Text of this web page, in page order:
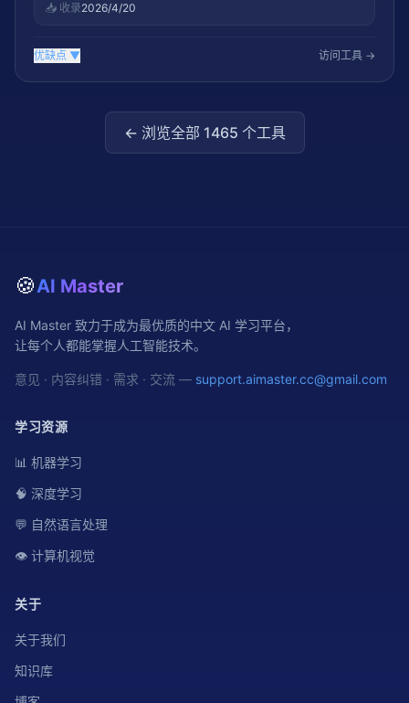
📥 收录2026/4/20
优缺点 ▼ 访问工具 →
← 浏览全部 1465 个工具
🍪AI Master
AI Master 致力于成为最优质的中文 AI 学习平台，
让每个人都能掌握人工智能技术。
意见 · 内容纠错 · 需求 · 交流 — support.aimaster.cc@gmail.com
学习资源
📊 机器学习
🧠 深度学习
💬 自然语言处理
👁️ 计算机视觉
关于
关于我们
知识库